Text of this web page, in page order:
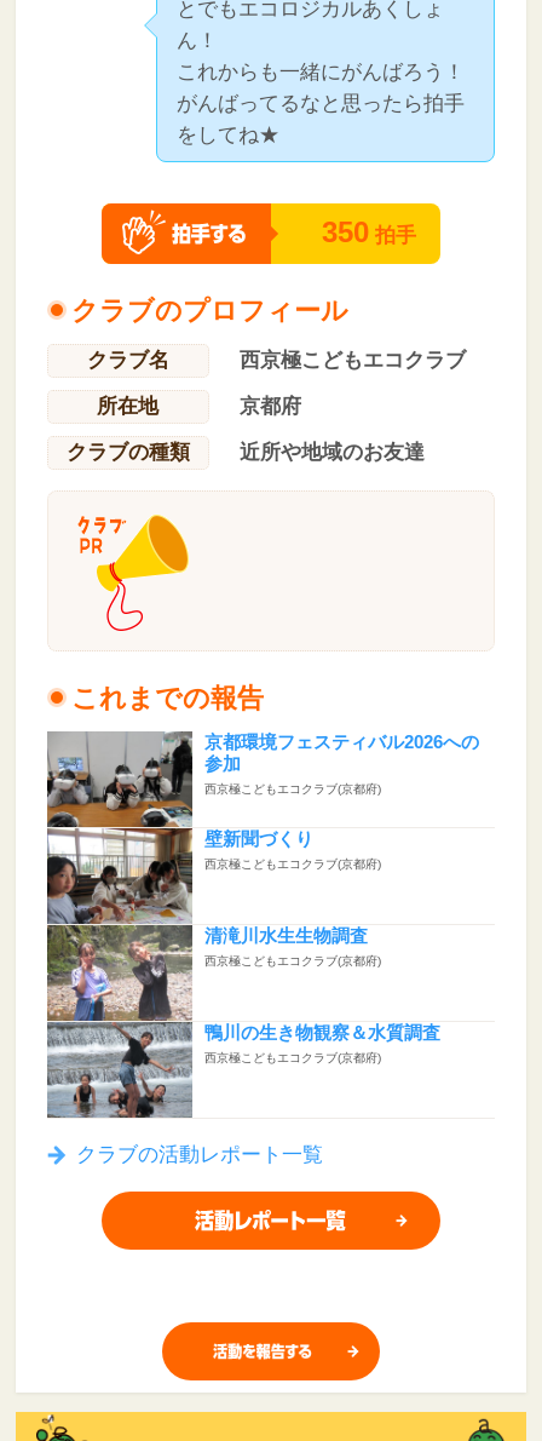
とでもエコロジカルあくしょ
ん！
これからも一緒にがんばろう！
がんばってるなと思ったら拍手
をしてね★
350 拍手
クラブのプロフィール
クラブ名
西京極こどもエコクラブ
所在地
京都府
クラブの種類
近所や地域のお友達
これまでの報告
京都環境フェスティバル2026への
参加
西京極こどもエコクラブ(京都府)
壁新聞づくり
西京極こどもエコクラブ(京都府)
清滝川水生生物調査
西京極こどもエコクラブ(京都府)
鴨川の生き物観察＆水質調査
西京極こどもエコクラブ(京都府)
クラブの活動レポート一覧